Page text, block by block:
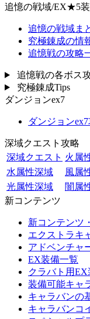
追憶の戦域/EX★5
追憶の戦域ま
究極錬成の情
追憶戦の攻略
追憶戦の各ボス
究極錬成Tips
ダンジョンex7
ダンジョン
深域クエスト攻略
深域クエスト 火属
水属性深域
風属
光属性深域
闇属
新コンテンツ
新コンテンツ
エクストラキ
アドベンチャ
EX装備一覧
クラバト用EX
装備可能キャ
キャラバンの
キャラバンコ